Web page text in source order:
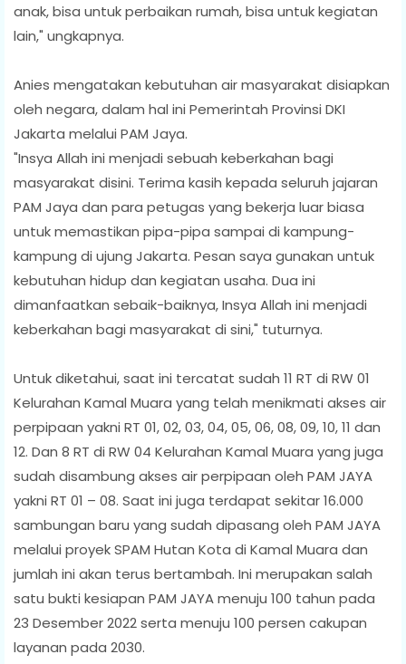
anak, bisa untuk perbaikan rumah, bisa untuk kegiatan
lain," ungkapnya.
Anies mengatakan kebutuhan air masyarakat disiapkan
oleh negara, dalam hal ini Pemerintah Provinsi DKI
Jakarta melalui PAM Jaya.
"Insya Allah ini menjadi sebuah keberkahan bagi
masyarakat disini. Terima kasih kepada seluruh jajaran
PAM Jaya dan para petugas yang bekerja luar biasa
untuk memastikan pipa-pipa sampai di kampung-
kampung di ujung Jakarta. Pesan saya gunakan untuk
kebutuhan hidup dan kegiatan usaha. Dua ini
dimanfaatkan sebaik-baiknya, Insya Allah ini menjadi
keberkahan bagi masyarakat di sini," tuturnya.
Untuk diketahui, saat ini tercatat sudah 11 RT di RW 01
Kelurahan Kamal Muara yang telah menikmati akses air
perpipaan yakni RT 01, 02, 03, 04, 05, 06, 08, 09, 10, 11 dan
12. Dan 8 RT di RW 04 Kelurahan Kamal Muara yang juga
sudah disambung akses air perpipaan oleh PAM JAYA
yakni RT 01 – 08. Saat ini juga terdapat sekitar 16.000
sambungan baru yang sudah dipasang oleh PAM JAYA
melalui proyek SPAM Hutan Kota di Kamal Muara dan
jumlah ini akan terus bertambah. Ini merupakan salah
satu bukti kesiapan PAM JAYA menuju 100 tahun pada
23 Desember 2022 serta menuju 100 persen cakupan
layanan pada 2030.